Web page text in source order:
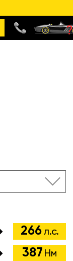
266 л.с.
387 Нм